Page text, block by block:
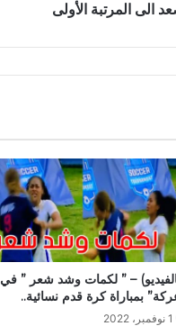
الى المرتبة الأولى
– ” لكمات وشد شعر ” في
بمباراة كرة قدم نسائية..
1 نوفمبر، 2022